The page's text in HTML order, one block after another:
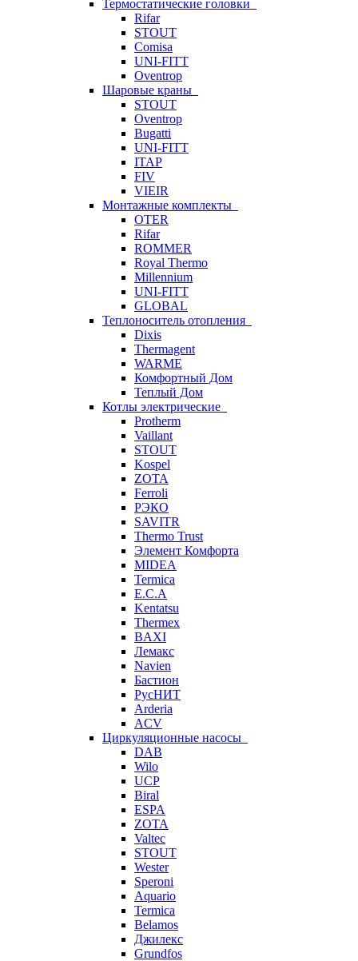
Термостатические головки
Rifar
STOUT
Comisa
UNI-FITT
Oventrop
Шаровые краны
STOUT
Oventrop
Bugatti
UNI-FITT
ITAP
FIV
VIEIR
Монтажные комплекты
OTER
Rifar
ROMMER
Royal Thermo
Millennium
UNI-FITT
GLOBAL
Теплоноситель отопления
Dixis
Thermagent
WARME
Комфортный Дом
Теплый Дом
Котлы электрические
Protherm
Vaillant
STOUT
Kospel
ZOTA
Ferroli
РЭКО
SAVITR
Thermo Trust
Элемент Комфорта
MIDEA
Termica
E.C.A
Kentatsu
Thermex
BAXI
Лемакс
Navien
Бастион
РусНИТ
Arderia
ACV
Циркуляционные насосы
DAB
Wilo
UCP
Biral
ESPA
ZOTA
Valtec
STOUT
Wester
Speroni
Aquario
Termica
Belamos
Джилекс
Grundfos